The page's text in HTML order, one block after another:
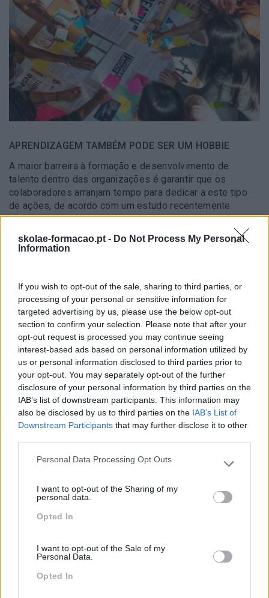
skolae-formacao.pt - Do Not Process My Personal
Information
If you wish to opt-out of the sale, sharing to third parties, or
processing of your personal or sensitive information for
targeted advertising by us, please use the below opt-out
section to confirm your selection. Please note that after your
opt-out request is processed you may continue seeing
interest-based ads based on personal information utilized by
us or personal information disclosed to third parties prior to
your opt-out. You may separately opt-out of the further
disclosure of your personal information by third parties on the
IAB’s list of downstream participants. This information may
also be disclosed by us to third parties on the IAB’s List of
Downstream Participants that may further disclose it to other
Please note that this website/app uses one or more Google
not limited to your visit or usage behaviour. You may click to
grant or deny consent to Google and its third-party tags to
use your data for below specified purposes in below Google
Personal Data Processing Opt Outs
I want to opt-out of the Sharing of my
personal data.
Opted In
I want to opt-out of the Sale of my
Personal Data.
Opted In
APRENDIZAGEM TAMBÉM PODE SER UM HOBBIE
A maior barreira à formação e desenvolvimento de
talento dentro das organizações é garantir que os
colaboradores arranjam tempo para dedicar a este tipo
de ações, de acordo com um estudo recentemente
publicado. Um artigo…
TECNOLOGIA PARA POTENCIAR A APRENDIZAGEM?
por Raquel Rebelo, CEO da Abilways Portugal Que o
comportamento e as nossas expectativas enquanto